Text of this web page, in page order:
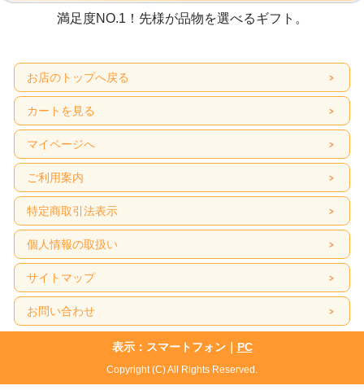
満足度NO.1！先様が品物を選べるギフト。
お店のトップへ戻る
カートを見る
マイページへ
ご利用案内
特定商取引法表示
個人情報の取扱い
サイトマップ
お問い合わせ
表示：スマートフォン｜ PC
Copyright (C) All Rights Reserved.